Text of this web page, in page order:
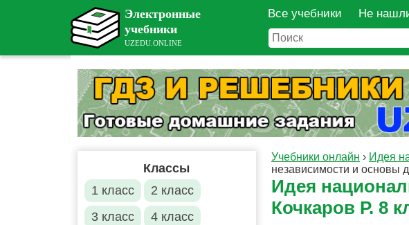
Все учебники Не
Классы
1 класс
2 класс
3 класс
4 класс
Учебники онлайн › Идея
независимости и основы
Идея
Кочкаров Р. 8